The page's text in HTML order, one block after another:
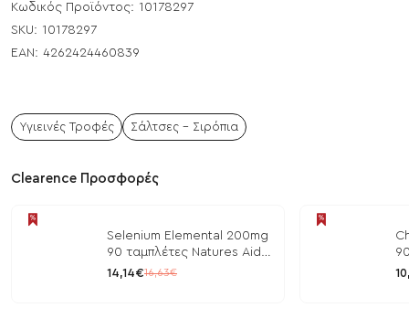
Κωδικός Προϊόντος: 10178297
SKU: 10178297
EAN: 4262424460839
Υγιεινές Τροφές Σάλτσες - Σιρόπια
Clearence Προσφορές
Selenium Elemental 200mg
90 ταμπλέτες Natures Aid
/ Μέταλλα
14,14€16,63€
/